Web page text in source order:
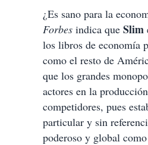
¿Es sano para la
Forbes indica que Slim
los libros de economía
como el resto de
que los grandes
actores en la
competidores, pues
particular y sin
poderoso y global